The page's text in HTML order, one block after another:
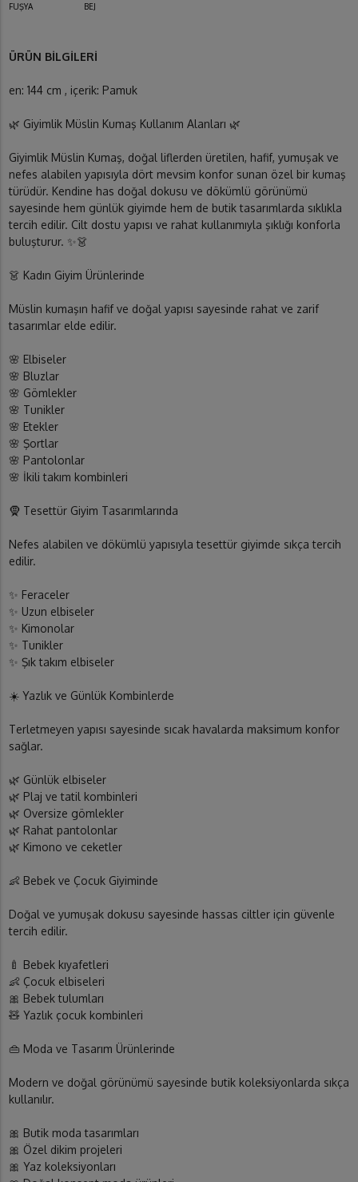
FUŞYA BEJ
ÜRÜN BİLGİLERİ
en: 144 cm , içerik: Pamuk
🌿 Giyimlik Müslin Kumaş Kullanım Alanları 🌿
Giyimlik Müslin Kumaş, doğal liflerden üretilen, hafif, yumuşak ve
nefes alabilen yapısıyla dört mevsim konfor sunan özel bir kumaş
türüdür. Kendine has doğal dokusu ve dökümlü görünümü
sayesinde hem günlük giyimde hem de butik tasarımlarda sıklıkla
tercih edilir. Cilt dostu yapısı ve rahat kullanımıyla şıklığı konforla
buluşturur. ✨👗
👗 Kadın Giyim Ürünlerinde
Müslin kumaşın hafif ve doğal yapısı sayesinde rahat ve zarif
tasarımlar elde edilir.
🌸 Elbiseler
🌸 Bluzlar
🌸 Gömlekler
🌸 Tunikler
🌸 Etekler
🌸 Şortlar
🌸 Pantolonlar
🌸 İkili takım kombinleri
🧕 Tesettür Giyim Tasarımlarında
Nefes alabilen ve dökümlü yapısıyla tesettür giyimde sıkça tercih
edilir.
✨ Feraceler
✨ Uzun elbiseler
✨ Kimonolar
✨ Tunikler
✨ Şık takım elbiseler
☀️ Yazlık ve Günlük Kombinlerde
Terletmeyen yapısı sayesinde sıcak havalarda maksimum konfor
sağlar.
🌿 Günlük elbiseler
🌿 Plaj ve tatil kombinleri
🌿 Oversize gömlekler
🌿 Rahat pantolonlar
🌿 Kimono ve ceketler
👶 Bebek ve Çocuk Giyiminde
Doğal ve yumuşak dokusu sayesinde hassas ciltler için güvenle
tercih edilir.
🍼 Bebek kıyafetleri
👶 Çocuk elbiseleri
🎀 Bebek tulumları
🧸 Yazlık çocuk kombinleri
👜 Moda ve Tasarım Ürünlerinde
Modern ve doğal görünümü sayesinde butik koleksiyonlarda sıkça
kullanılır.
🎀 Butik moda tasarımları
🎀 Özel dikim projeleri
🎀 Yaz koleksiyonları